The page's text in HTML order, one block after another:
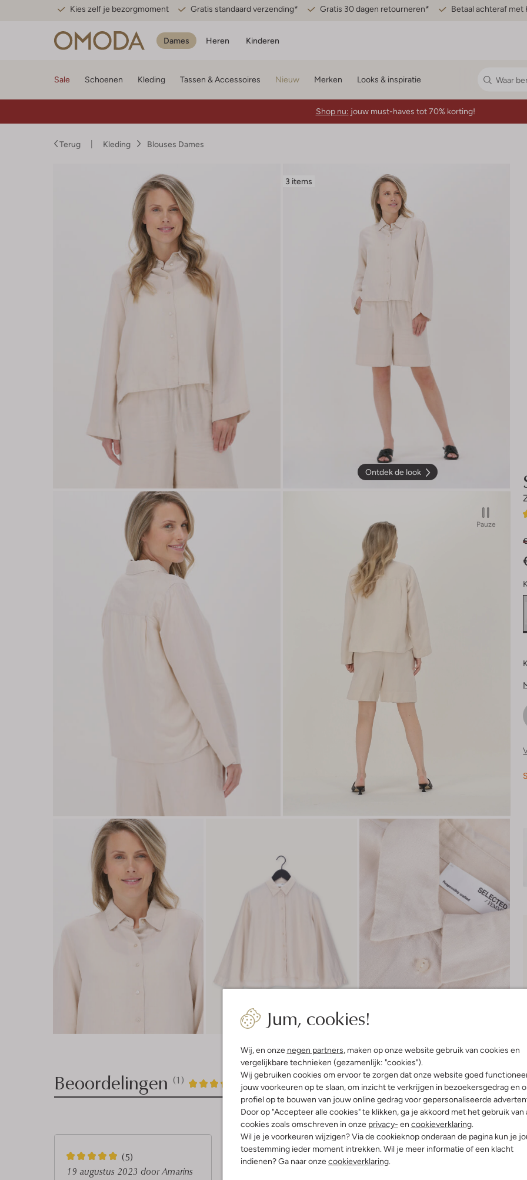
Kies zelf je bezorgmoment Gratis standaard verzending* Gratis 30 dagen retourneren* Betaal achteraf met
Dames Heren Kinderen
Jum, cookies!
Wij, en onze negen partners, maken op onze website gebruik van cookies en
vergelijkbare technieken (gezamenlijk: "cookies").
Wij gebruiken cookies om ervoor te zorgen dat onze website goed
jouw voorkeuren op te slaan, om inzicht te verkrijgen in bezoekersgedrag en
profiel op te bouwen van jouw online gedrag voor gepersonaliseerde
Door op "Accepteer alle cookies" te klikken, ga je akkoord met het gebruik van
cookies zoals omschreven in onze privacy- en cookieverklaring.
Wil je je voorkeuren wijzigen? Via de cookieknop onderaan de pagina kun je
toestemming ieder moment intrekken. Wil je meer informatie of een klacht
indienen? Ga naar onzecookieverklaring.
Sale Schoenen Kleding Tassen & Accessoires Nieuw Merken Looks & inspiratie
Shop nu: jouw must-haves tot 70% korting!
Terug Kleding Blouses Dames
3 items
Ontdek de look
Pauze
1
Product informatie
Beoordelingen (1) 5/5
1
5
5
S
(5)
19 augustus 2023 door Amarins